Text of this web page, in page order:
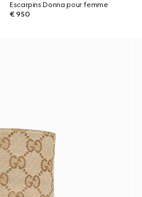
Escarpins Donna pour femme
€ 950